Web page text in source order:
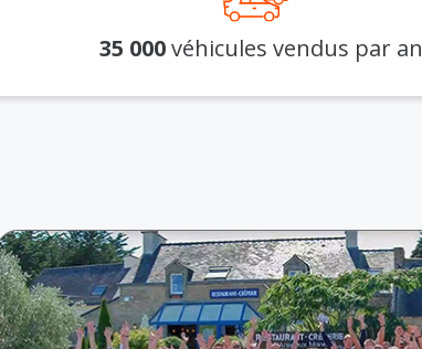
35 000véhicules vendus par an